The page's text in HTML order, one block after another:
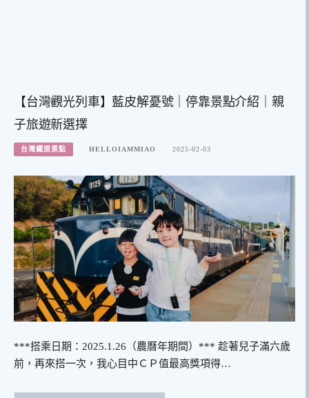
【台灣觀光列車】藍皮解憂號｜停靠景點介紹｜親
子旅遊新選擇
台灣鐵道景點 HELLOIAMMIAO 2025-02-03
***搭乘日期：2025.1.26（農曆年期間）*** 趁著兒子滿六歲
前，再來搭一次，我心目中ＣＰ值最高獎項得…